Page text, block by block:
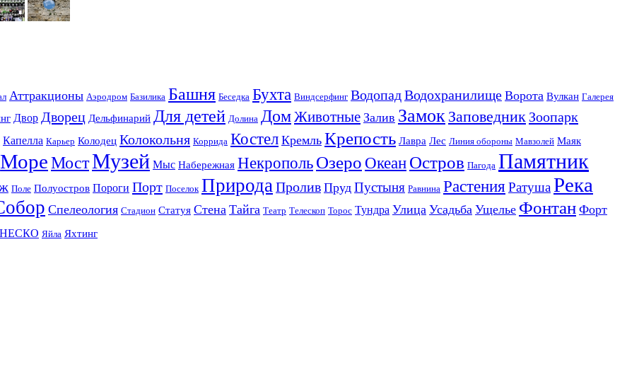
Аттракционы Аэродром Базилика Башня Беседка Бухта Виндсерфинг ВодопадВодохранилище Ворота Вулкан Галерея
Двор Дворец Дельфинарий Для детей Долина ДомЖивотные Залив Замок Заповедник Зоопарк
Капелла Карьер Колодец Колокольня Коррида Костел Кремль Крепость Лавра Лес Линия обороны Мавзолей Маяк
МореМостМузей Мыс Набережная НекропольОзеро ОкеанОстров Пагода Памятник
Поле Полуостров Пороги Порт Поселок ПриродаПролив Пруд Пустыня Равнина Растения РатушаРека
Спелеология Стадион Статуя Стена Тайга Театр Телескоп Торос Тундра Улица Усадьба Ущелье Фонтан Форт
Яйла Яхтинг